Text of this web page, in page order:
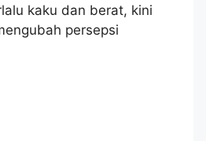
kaku dan berat, kini
persepsi